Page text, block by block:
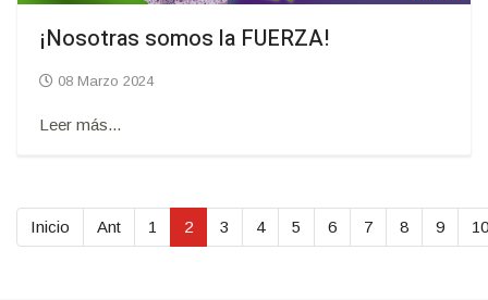
¡Nosotras somos la FUERZA!
08 Marzo 2024
Leer más...
Inicio Ant 1 2 3 4 5 6 7 8 9 10